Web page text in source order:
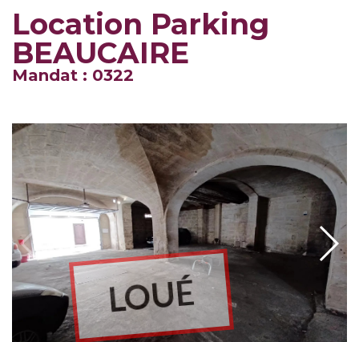
Location Parking
BEAUCAIRE
Mandat : 0322
LOUÉ